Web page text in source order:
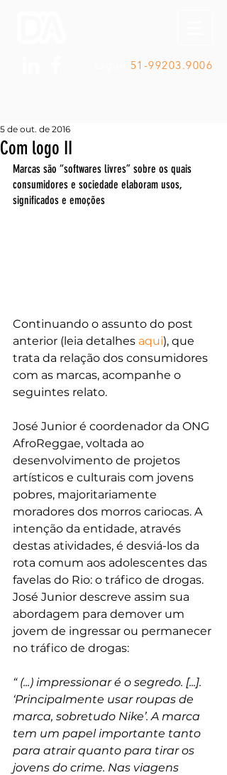
51-99203.9006
Com logo II
5 de out. de 2016
Marcas são “softwares livres” sobre os quais
consumidores e sociedade elaboram usos,
significados e emoções
Continuando o assunto do post
anterior (leia detalhes aqui), que
trata da relação dos consumidores
com as marcas, acompanhe o
seguintes relato.
José Junior é coordenador da ONG
AfroReggae, voltada ao
desenvolvimento de projetos
artísticos e culturais com jovens
pobres, majoritariamente
moradores dos morros cariocas. A
intenção da entidade, através
destas atividades, é desviá-los da
rota comum aos adolescentes das
favelas do Rio: o tráfico de drogas.
José Junior descreve assim sua
abordagem para demover um
jovem de ingressar ou permanecer
no tráfico de drogas:
“ (...) impressionar é o segredo. [...].
‘Principalmente usar roupas de
marca, sobretudo Nike’. A marca
tem um papel importante tanto
para atrair quanto para tirar os
jovens do crime. Nas viagens